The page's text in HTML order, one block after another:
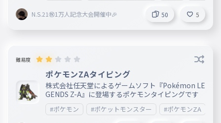
N.S.21㊗︎1万人記念大会開催中🎉 50 5
難易度
ポケモンZAタイピング
株式会社任天堂によるゲームソフト『Pokémon LE
GENDS Z-A』に登場するポケモンタイピングです
#ポケモン #ポケットモンスター #ポケモンZA